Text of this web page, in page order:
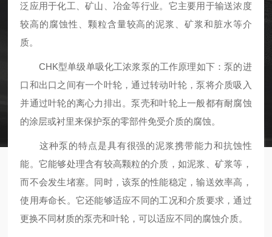
泛应用于化工、矿山、冶金等行业。它主要用于输送浓度
较高的腐蚀性、颗粒含量较高的泥浆、矿浆和脏水等介
质。
CHK型单级单吸化工浓浆泵的工作原理如下：泵的进
口和出口之间有一个叶轮，通过转动叶轮，泵将介质吸入
并通过叶轮的离心力排出。泵壳和叶轮上一般都有耐腐蚀
的涂层或衬里来保护泵的零部件免受介质的腐蚀。
这种泵的特点是具有很强的泥浆携带能力和抗蚀性
能。它能够处理含有较高颗粒的介质，如泥浆、矿浆等，
而不会发生堵塞。同时，该泵的性能稳定，输送效率高，
使用寿命长。它还能够适应不同的工况和介质要求，通过
更换不同材质的泵壳和叶轮，可以适应不同的腐蚀介质。